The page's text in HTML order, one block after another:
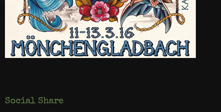
Social Share